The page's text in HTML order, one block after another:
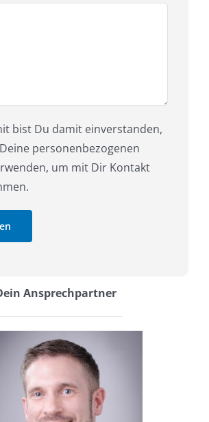
bist Du damit einverstanden,
personenbezogenen
um mit Dir Kontakt
Ansprechpartner